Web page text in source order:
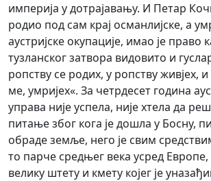
империја у дотрајавању. И Петар
родио под сам крај османлијске, а
аустријске окупације, имао је право
тузланског затвора видовито и
ропству се родих, у ропству живјех, и
ме, умријех«. За четрдесет година
управа није успела, није хтела да
питање због кога је дошла у Босну,
обраде земље, него је свим
то парче средњег века усред
велику штету и кмету којег је